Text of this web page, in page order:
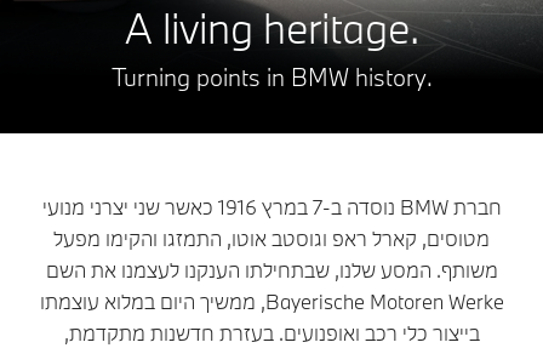
.A living heritage
חברת BMW נוסדה ב-7 במרץ 1916 כאשר שני יצרני מנועי
מטוסים, קארל ראפ וגוסטב אוטו, התמזגו והקימו מפעל
משותף. המסע שלנו, שבתחילתו הענקנו לעצמנו את השם
Bayerische Motoren Werke, ממשיך היום במלוא עוצמתו
בייצור כלי רכב ואופנועים. בעזרת חדשנות מתקדמת,